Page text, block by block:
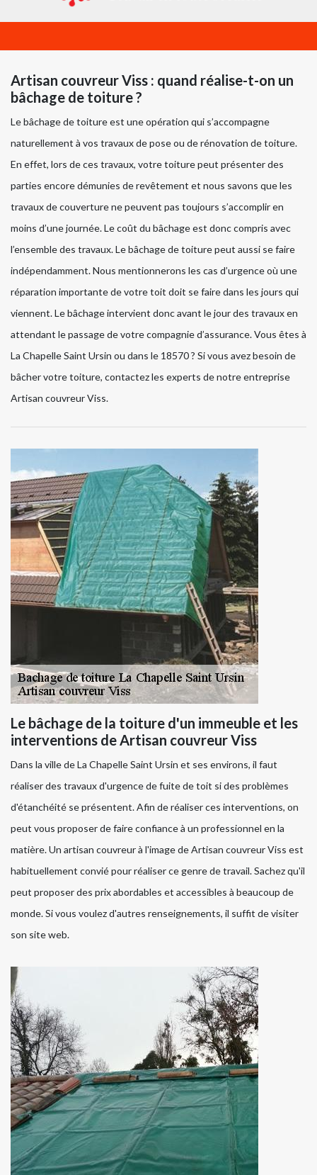
Artisan couvreur Viss : quand réalise-t-on un
bâchage de toiture ?
Le bâchage de toiture est une opération qui s’accompagne
naturellement à vos travaux de pose ou de rénovation de toiture.
En effet, lors de ces travaux, votre toiture peut présenter des
parties encore démunies de revêtement et nous savons que les
travaux de couverture ne peuvent pas toujours s’accomplir en
moins d’une journée. Le coût du bâchage est donc compris avec
l’ensemble des travaux. Le bâchage de toiture peut aussi se faire
indépendamment. Nous mentionnerons les cas d’urgence où une
réparation importante de votre toit doit se faire dans les jours qui
viennent. Le bâchage intervient donc avant le jour des travaux en
attendant le passage de votre compagnie d’assurance. Vous êtes à
La Chapelle Saint Ursin ou dans le 18570 ? Si vous avez besoin de
bâcher votre toiture, contactez les experts de notre entreprise
Artisan couvreur Viss.
Le bâchage de la toiture d'un immeuble et les
interventions de Artisan couvreur Viss
Dans la ville de La Chapelle Saint Ursin et ses environs, il faut
réaliser des travaux d'urgence de fuite de toit si des problèmes
d'étanchéité se présentent. Afin de réaliser ces interventions, on
peut vous proposer de faire confiance à un professionnel en la
matière. Un artisan couvreur à l'image de Artisan couvreur Viss est
habituellement convié pour réaliser ce genre de travail. Sachez qu'il
peut proposer des prix abordables et accessibles à beaucoup de
monde. Si vous voulez d'autres renseignements, il suffit de visiter
son site web.